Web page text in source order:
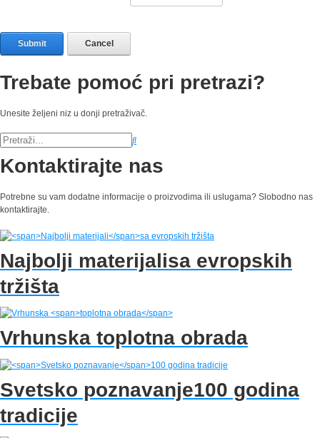
Submit Cancel
Trebate pomoć pri pretrazi?
Unesite željeni niz u donji pretraživač.
Kontaktirajte nas
Potrebne su vam dodatne informacije o proizvodima ili uslugama? Slobodno nas
kontaktirajte.
Najbolji materijalisa evropskih
tržišta
Vrhunska toplotna obrada
Svetsko poznavanje100 godina
tradicije